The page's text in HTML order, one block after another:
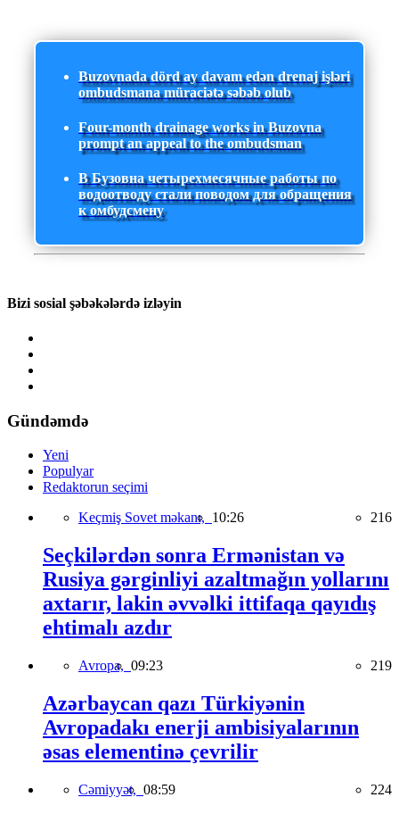
Buzovnada dörd ay davam edən drenaj işləri
ombudsmana müraciətə səbəb olub
Four-month drainage works in Buzovna
prompt an appeal to the ombudsman
В Бузовна четырехмесячные работы по
водоотводу стали поводом для обращения
к омбудсмену
Bizi sosial şəbəkələrdə izləyin
Gündəmdə
Yeni
Populyar
Redaktorun seçimi
Keçmiş Sovet məkanı, 10:26 216
Seçkilərdən sonra Ermənistan və
Rusiya gərginliyi azaltmağın yollarını
axtarır, lakin əvvəlki ittifaqa qayıdış
ehtimalı azdır
Avropa, 09:23 219
Azərbaycan qazı Türkiyənin
Avropadakı enerji ambisiyalarının
əsas elementinə çevrilir
Cəmiyyət, 08:59 224